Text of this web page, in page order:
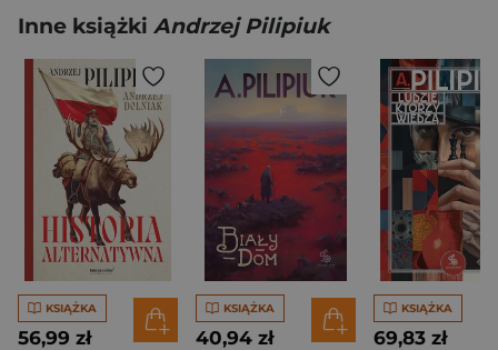
Inne książki Andrzej Pilipiuk
KSIĄŻKA
56,99 zł
KSIĄŻKA
40,94 zł
KSIĄŻKA
69,83 zł